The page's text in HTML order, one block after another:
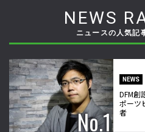
NEWS
ニュースの人気記
NEWS
DFM創
ポーツ
者